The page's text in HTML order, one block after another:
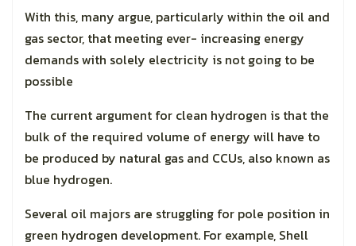
With this, many argue, particularly within the oil and
gas sector, that meeting ever- increasing energy
demands with solely electricity is not going to be
possible
The current argument for clean hydrogen is that the
bulk of the required volume of energy will have to
be produced by natural gas and CCUs, also known as
blue hydrogen.
Several oil majors are struggling for pole position in
green hydrogen development. For example, Shell